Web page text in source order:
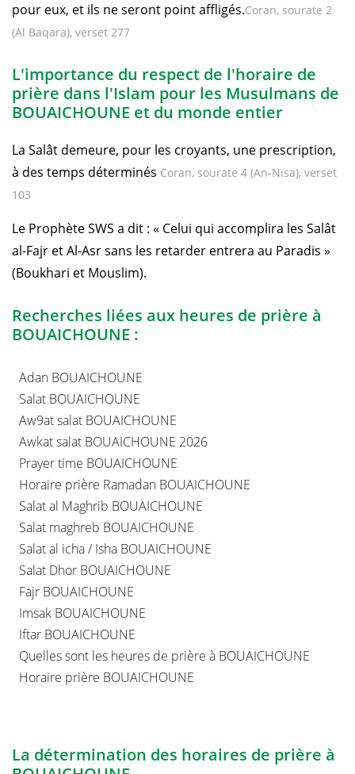
pour eux, et ils ne seront point affligés.Coran, sourate 2
(Al Baqara), verset 277
L'importance du respect de l'horaire de
prière dans l'Islam pour les Musulmans de
BOUAICHOUNE et du monde entier
La Salât demeure, pour les croyants, une prescription,
à des temps déterminés Coran, sourate 4 (An-Nisa), verset
103
Le Prophète SWS a dit : « Celui qui accomplira les Salât
al-Fajr et Al-Asr sans les retarder entrera au Paradis »
(Boukhari et Mouslim).
Recherches liées aux heures de prière à
BOUAICHOUNE :
Adan BOUAICHOUNE
Salat BOUAICHOUNE
Aw9at salat BOUAICHOUNE
Awkat salat BOUAICHOUNE 2026
Prayer time BOUAICHOUNE
Horaire prière Ramadan BOUAICHOUNE
Salat al Maghrib BOUAICHOUNE
Salat maghreb BOUAICHOUNE
Salat al icha / Isha BOUAICHOUNE
Salat Dhor BOUAICHOUNE
Fajr BOUAICHOUNE
Imsak BOUAICHOUNE
Iftar BOUAICHOUNE
Quelles sont les heures de prière à BOUAICHOUNE
Horaire prière BOUAICHOUNE
La détermination des horaires de prière à